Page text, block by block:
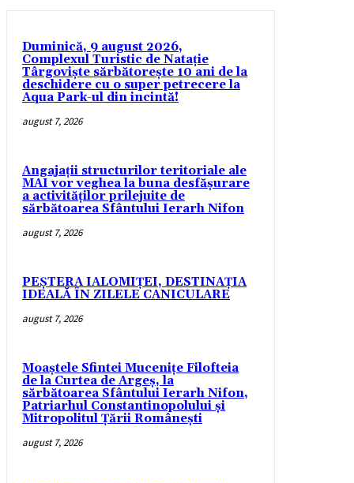
Duminică, 9 august 2026,
Complexul Turistic de Natație
Târgoviște sărbătorește 10 ani de la
deschidere cu o super petrecere la
Aqua Park-ul din incintă!
august 7, 2026
Angajații structurilor teritoriale ale
MAI vor veghea la buna desfășurare
a activităților prilejuite de
sărbătoarea Sfântului Ierarh Nifon
august 7, 2026
PEȘTERA IALOMIȚEI, DESTINAȚIA
IDEALĂ ÎN ZILELE CANICULARE
august 7, 2026
Moaștele Sfintei Mucenițe Filofteia
de la Curtea de Argeș, la
sărbătoarea Sfântului Ierarh Nifon,
Patriarhul Constantinopolului și
Mitropolitul Țării Românești
august 7, 2026